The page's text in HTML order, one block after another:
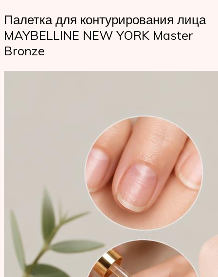
Палетка для контурирования лица
MAYBELLINE NEW YORK Master
Bronze